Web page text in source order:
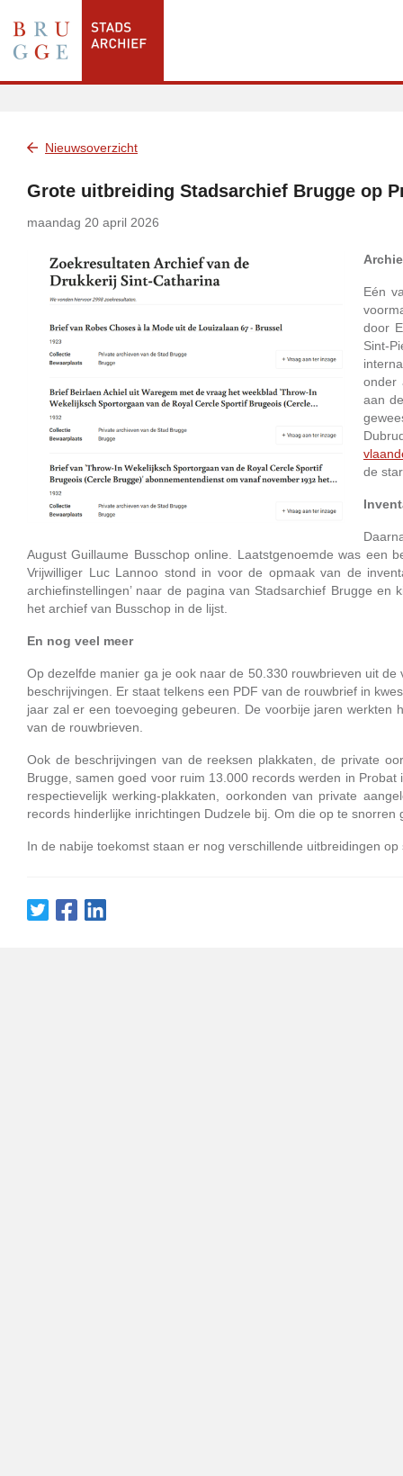
Nieuwsoverzicht
Grote uitbreiding Stadsarchief Brugge op
maandag 20 april 2026
Eén
door
Sint-
onder
aan
de
August Guillaume Busschop online. Laatstgenoemde was een
Vrijwilliger Luc Lannoo stond in voor de opmaak van de
archiefinstellingen’ naar de pagina van Stadsarchief Brugge en
het archief van Busschop in de lijst.
En nog veel meer
Op dezelfde manier ga je ook naar de 50.330 rouwbrieven uit
beschrijvingen. Er staat telkens een PDF van de rouwbrief in
jaar zal er een toevoeging gebeuren. De voorbije jaren werkten
van de rouwbrieven.
Ook de beschrijvingen van de reeksen plakkaten, de private
Brugge, samen goed voor ruim 13.000 records werden in
respectievelijk werking-plakkaten, oorkonden van private
records hinderlijke inrichtingen Dudzele bij. Om die op te
In de nabije toekomst staan er nog verschillende uitbreidingen